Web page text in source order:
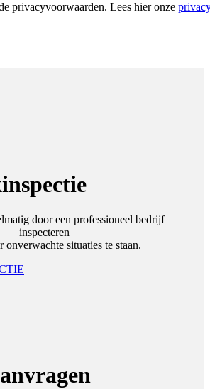
privacyvoorwaarden. Lees hier onze
door een professioneel bedrijf
inspecteren
onverwachte situaties te staan.